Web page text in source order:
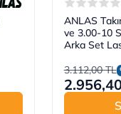
ANLAS
ve 3.00-10
Arka Set
3.112,00 TL